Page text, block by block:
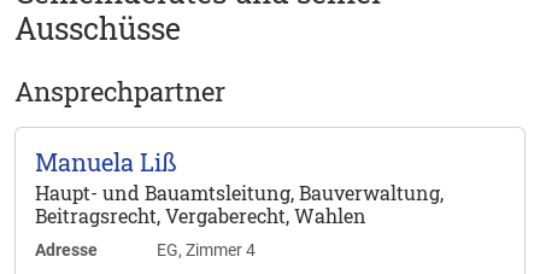
Ausschüsse
Ansprechpartner
Manuela Liß
Haupt- und Bauamtsleitung, Bauverwaltung,
Beitragsrecht, Vergaberecht, Wahlen
Adresse
EG, Zimmer 4